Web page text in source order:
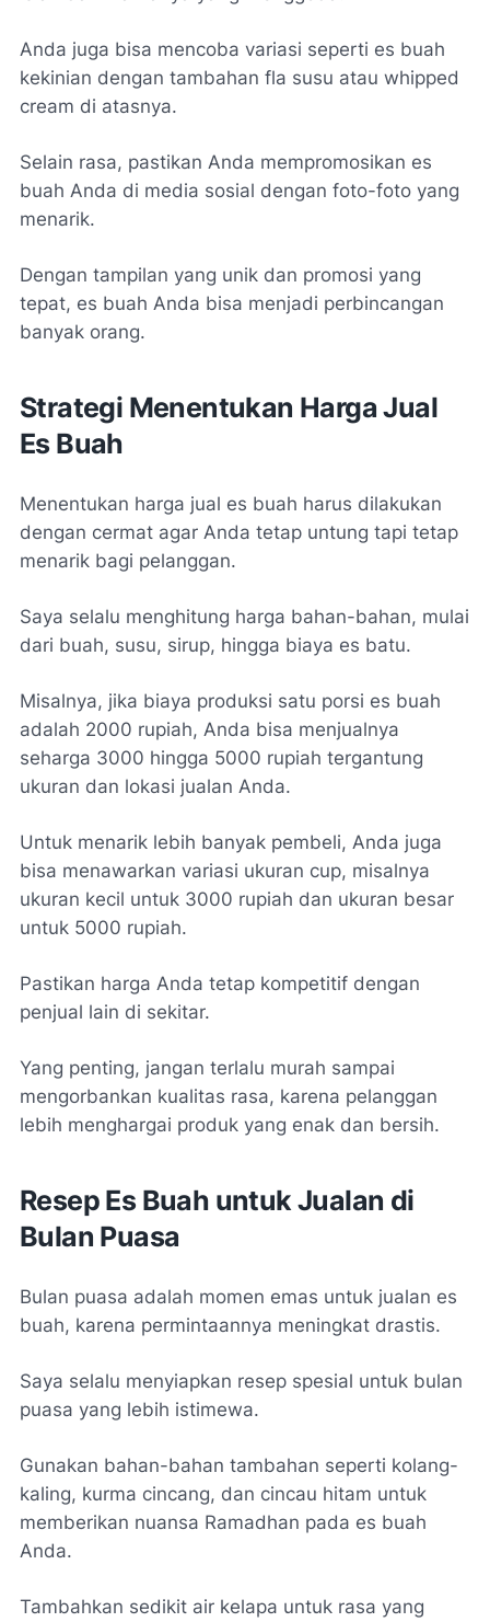
Anda juga bisa mencoba variasi seperti es buah
kekinian dengan tambahan fla susu atau whipped
cream di atasnya.
Selain rasa, pastikan Anda mempromosikan es
buah Anda di media sosial dengan foto-foto yang
menarik.
Dengan tampilan yang unik dan promosi yang
tepat, es buah Anda bisa menjadi perbincangan
banyak orang.
Strategi Menentukan Harga Jual
Es Buah
Menentukan harga jual es buah harus dilakukan
dengan cermat agar Anda tetap untung tapi tetap
menarik bagi pelanggan.
Saya selalu menghitung harga bahan-bahan, mulai
dari buah, susu, sirup, hingga biaya es batu.
Misalnya, jika biaya produksi satu porsi es buah
adalah 2000 rupiah, Anda bisa menjualnya
seharga 3000 hingga 5000 rupiah tergantung
ukuran dan lokasi jualan Anda.
Untuk menarik lebih banyak pembeli, Anda juga
bisa menawarkan variasi ukuran cup, misalnya
ukuran kecil untuk 3000 rupiah dan ukuran besar
untuk 5000 rupiah.
Pastikan harga Anda tetap kompetitif dengan
penjual lain di sekitar.
Yang penting, jangan terlalu murah sampai
mengorbankan kualitas rasa, karena pelanggan
lebih menghargai produk yang enak dan bersih.
Resep Es Buah untuk Jualan di
Bulan Puasa
Bulan puasa adalah momen emas untuk jualan es
buah, karena permintaannya meningkat drastis.
Saya selalu menyiapkan resep spesial untuk bulan
puasa yang lebih istimewa.
Gunakan bahan-bahan tambahan seperti kolang-
kaling, kurma cincang, dan cincau hitam untuk
memberikan nuansa Ramadhan pada es buah
Anda.
Tambahkan sedikit air kelapa untuk rasa yang